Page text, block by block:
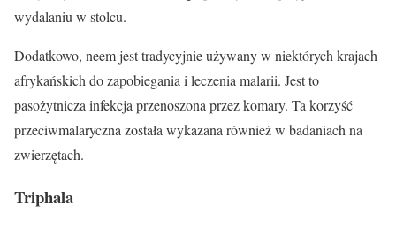
wydalaniu w stolcu.
Dodatkowo, neem jest tradycyjnie używany w niektórych krajach
afrykańskich do zapobiegania i leczenia malarii. Jest to
pasożytnicza infekcja przenoszona przez komary. Ta korzyść
przeciwmalaryczna została wykazana również w badaniach na
zwierzętach.
Triphala